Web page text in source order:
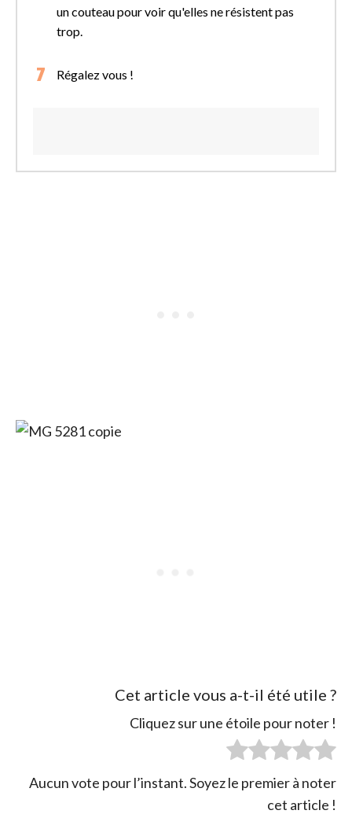
un couteau pour voir qu'elles ne résistent pas
trop.
Régalez vous !
Cet article vous a-t-il été utile ?
Cliquez sur une étoile pour noter !
Aucun vote pour l’instant. Soyez le premier à noter
cet article !